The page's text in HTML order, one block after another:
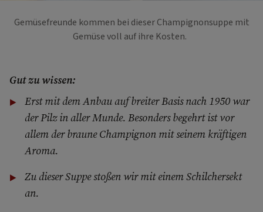
Gemüsefreunde kommen bei dieser Champignonsuppe mit
Gemüse voll auf ihre Kosten.
Gut zu wissen:
Erst mit dem Anbau auf breiter Basis nach 1950 war
der Pilz in aller Munde. Besonders begehrt ist vor
allem der braune Champignon mit seinem kräftigen
Aroma.
Zu dieser Suppe stoßen wir mit einem Schilchersekt
an.